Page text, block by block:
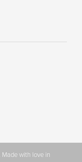
Made with love in